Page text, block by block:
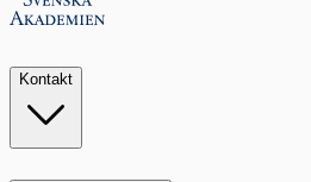
Kontakt